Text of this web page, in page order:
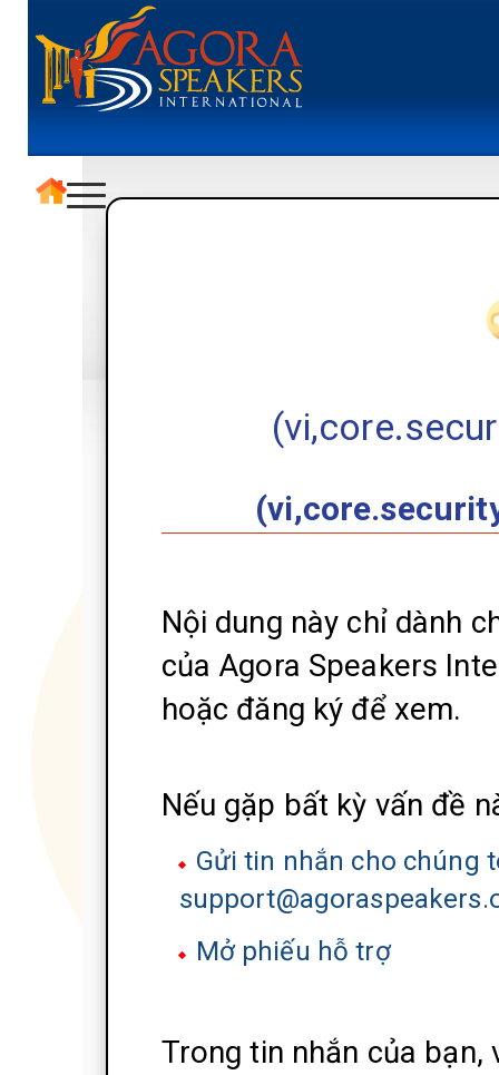
Nội dung này chỉ dành
của Agora Speakers
hoặc đăng ký để xem.
Nếu gặp bất kỳ vấn đề
Gửi tin nhắn cho chúng
Mở phiếu hỗ trợ
Trong tin nhắn của